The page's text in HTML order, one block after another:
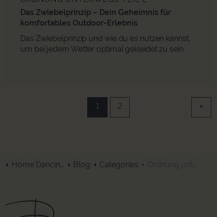
Das Zwiebelprinzip – Dein Geheimnis für
komfortables Outdoor-Erlebnis
Das Zwiebelprinzip und wie du es nutzen kannst,
um bei jedem Wetter optimal gekleidet zu sein.
1 2
Home DancingSpaces Blog Categories